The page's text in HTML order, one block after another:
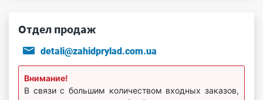
Отдел продаж
detali@zahidprylad.com.ua
Внимание!
В связи с большим количеством входных заказов,